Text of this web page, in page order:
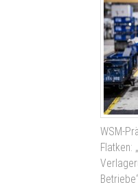
WSM-
Flatken: